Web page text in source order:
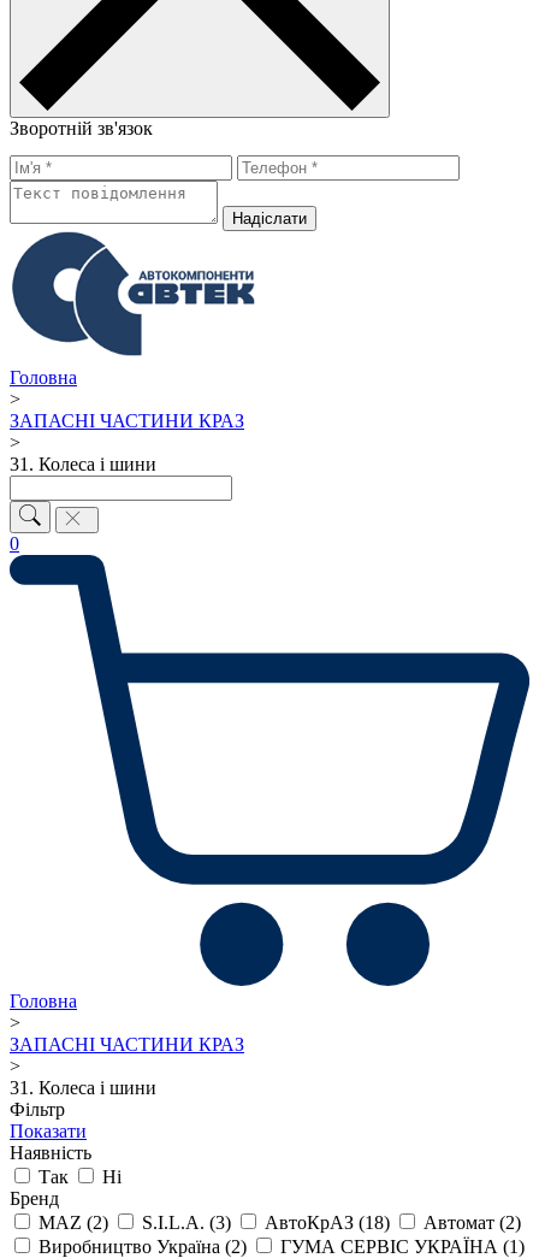
Зворотній зв'язок
Надiслати
Головна
>
ЗАПАСНІ ЧАСТИНИ КРАЗ
>
31. Колеса і шини
0
Головна
>
ЗАПАСНІ ЧАСТИНИ КРАЗ
>
31. Колеса і шини
Фільтр
Показати
Наявність
Так
Ні
Бренд
MAZ (2) S.I.L.A. (3) АвтоКрАЗ (18) Автомат (2)
Виробництво Україна (2) ГУМА СЕРВІС УКРАЇНА (1)